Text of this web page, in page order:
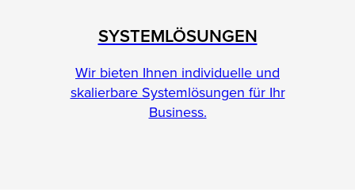
SYSTEMLÖSUNGEN
Wir bieten Ihnen individuelle und
skalierbare Systemlösungen für Ihr
Business.